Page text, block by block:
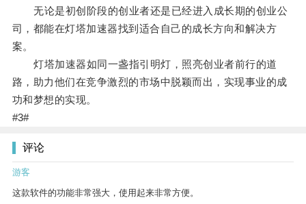
无论是初创阶段的创业者还是已经进入成长期的创业公
司，都能在灯塔加速器找到适合自己的成长方向和解决方
案。
灯塔加速器如同一盏指引明灯，照亮创业者前行的道
路，助力他们在竞争激烈的市场中脱颖而出，实现事业的成
功和梦想的实现。
#3#
评论
游客
这款软件的功能非常强大，使用起来非常方便。